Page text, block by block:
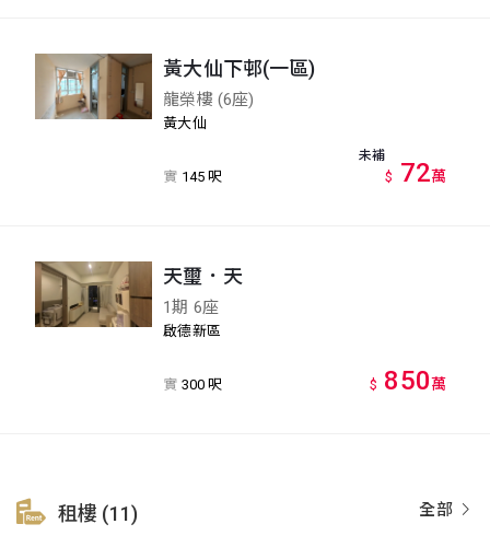
黃大仙下邨(一區)
龍榮樓 (6座)
黃大仙
實 145 呎
未補
$ 72萬
天璽．天
1期 6座
啟德新區
實 300 呎 $ 850萬
全部
租樓 (11)